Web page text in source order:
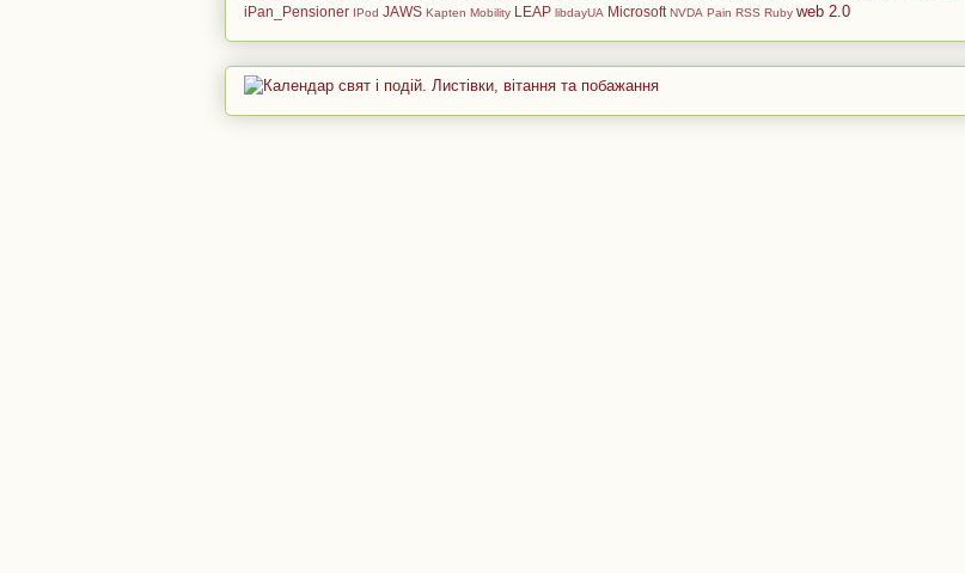
iPan_Pensioner IPod JAWS Kapten Mobility LEAP libdayUA Microsoft NVDA Pain RSS Ruby web 2.0